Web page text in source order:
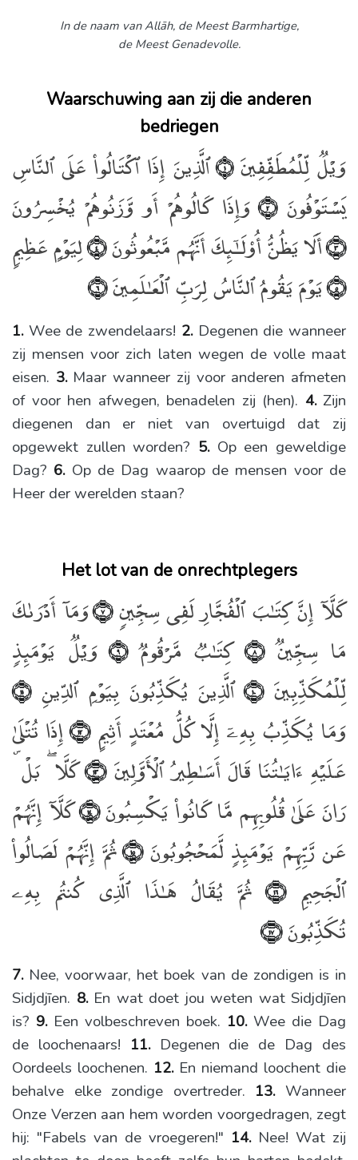
In de naam van Allāh, de Meest Barmhartige,
de Meest Genadevolle.
Waarschuwing aan zij die anderen
bedriegen
1. Wee de zwendelaars! 2. Degenen die wanneer
zij mensen voor zich laten wegen de volle maat
eisen. 3. Maar wanneer zij voor anderen afmeten
of voor hen afwegen, benadelen zij (hen). 4. Zijn
diegenen dan er niet van overtuigd dat zij
opgewekt zullen worden? 5. Op een geweldige
Dag? 6. Op de Dag waarop de mensen voor de
Heer der werelden staan?
وَيْلٌۭ لِّلْمُطَفِّفِينَ﴿١﴾ ٱلَّذِينَ إِذَا ٱكْتَالُوا۟ عَلَى ٱلنَّاسِ
يَسْتَوْفُونَ﴿٢﴾ وَإِذَا كَالُوهُمْ أَو وَّزَنُوهُمْ يُخْسِرُونَ
﴿٣﴾ أَلَا يَظُنُّ أُو۟لَـٰٓئِكَ أَنَّهُم مَّبْعُوثُونَ﴿٤﴾ لِيَوْمٍ عَظِيمٍۢ
﴿٥﴾ يَوْمَ يَقُومُ ٱلنَّاسُ لِرَبِّ ٱلْعَـٰلَمِينَ﴿٦﴾
Het lot van de onrechtplegers
7. Nee, voorwaar, het boek van de zondigen is in
Sidjdjīen. 8. En wat doet jou weten wat Sidjdjīen
is? 9. Een volbeschreven boek. 10. Wee die Dag
de loochenaars! 11. Degenen die de Dag des
Oordeels loochenen. 12. En niemand loochent die
behalve elke zondige overtreder. 13. Wanneer
Onze Verzen aan hem worden voorgedragen, zegt
hij: "Fabels van de vroegeren!" 14. Nee! Wat zij
كَلَّآ إِنَّ كِتَـٰبَ ٱلْفُجَّارِ لَفِى سِجِّينٍۢ﴿٧﴾ وَمَآ أَدْرَىٰكَ
مَا سِجِّينٌۭ﴿٨﴾ كِتَـٰبٌۭ مَّرْقُومٌۭ﴿٩﴾
وَيْلٌۭ يَوْمَئِذٍۢ
لِّلْمُكَذِّبِينَ﴿١٠﴾ ٱلَّذِينَ يُكَذِّبُونَ بِيَوْمِ ٱلدِّينِ﴿١١﴾
وَمَا يُكَذِّبُ بِهِۦٓ إِلَّا كُلُّ مُعْتَدٍ أَثِيمٍ﴿١٢﴾
إِذَا تُتْلَىٰ
عَلَيْهِ ءَايَـٰتُنَا قَالَ أَسَـٰطِيرُ ٱلْأَوَّلِينَ﴿١٣﴾
كَلَّا ۖ بَلْ ۜ
رَانَ عَلَىٰ قُلُوبِهِم مَّا كَانُوا۟ يَكْسِبُونَ﴿١٤﴾ كَلَّآ إِنَّهُمْ
عَن رَّبِّهِمْ يَوْمَئِذٍۢ لَّمَحْجُوبُونَ﴿١٥﴾ ثُمَّ إِنَّهُمْ لَصَالُوا۟
ٱلْجَحِيمِ﴿١٦﴾
ثُمَّ يُقَالُ هَـٰذَا ٱلَّذِى كُنتُم بِهِۦ
تُكَذِّبُونَ﴿١٧﴾